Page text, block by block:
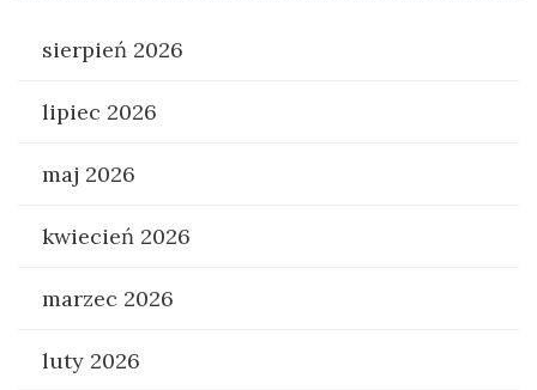
sierpień 2026
lipiec 2026
maj 2026
kwiecień 2026
marzec 2026
luty 2026